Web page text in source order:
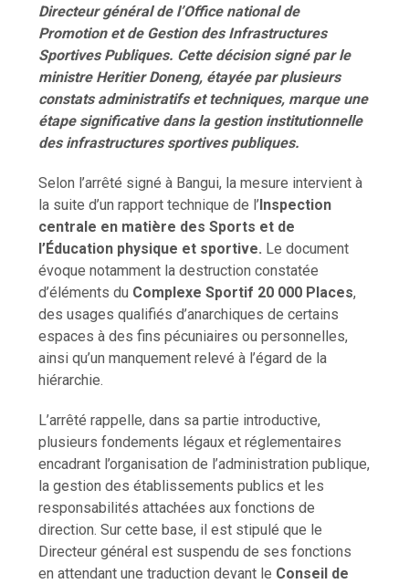
Directeur général de l’Office national de
Promotion et de Gestion des Infrastructures
Sportives Publiques. Cette décision signé par le
ministre Heritier Doneng, étayée par plusieurs
constats administratifs et techniques, marque une
étape significative dans la gestion institutionnelle
des infrastructures sportives publiques.
Selon l’arrêté signé à Bangui, la mesure intervient à
la suite d’un rapport technique de l’ Inspection
centrale en matière des Sports et de
l’Éducation physique et sportive. Le document
évoque notamment la destruction constatée
d’éléments du Complexe Sportif 20 000 Places,
des usages qualifiés d’anarchiques de certains
espaces à des fins pécuniaires ou personnelles,
ainsi qu’un manquement relevé à l’égard de la
hiérarchie.
L’arrêté rappelle, dans sa partie introductive,
plusieurs fondements légaux et réglementaires
encadrant l’organisation de l’administration publique,
la gestion des établissements publics et les
responsabilités attachées aux fonctions de
direction. Sur cette base, il est stipulé que le
Directeur général est suspendu de ses fonctions
en attendant une traduction devant le Conseil de